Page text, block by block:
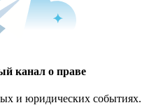
канал о праве
и юридических событиях.